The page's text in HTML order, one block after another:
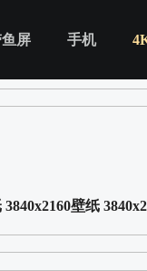
屏 手机
3840x2160壁纸